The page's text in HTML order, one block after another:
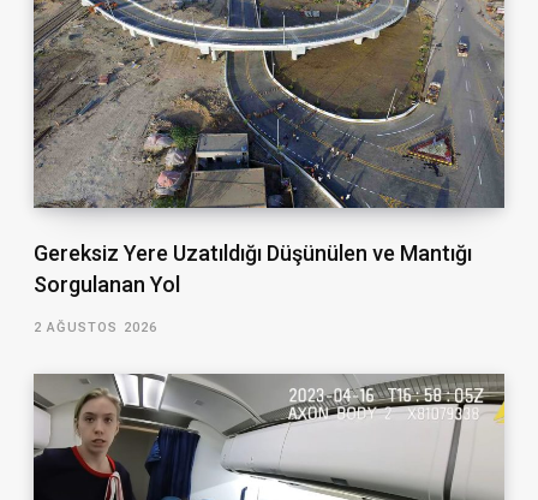
Gereksiz Yere Uzatıldığı Düşünülen ve Mantığı
Sorgulanan Yol
2 AĞUSTOS 2026